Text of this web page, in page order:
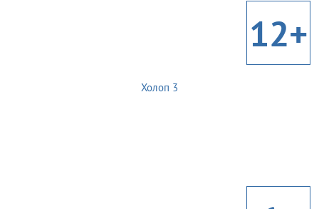
12+
Холоп 3